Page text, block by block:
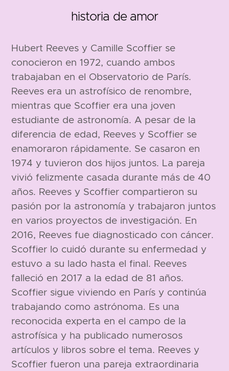
historia de amor
Hubert Reeves y Camille Scoffier se
conocieron en 1972, cuando ambos
trabajaban en el Observatorio de París.
Reeves era un astrofísico de renombre,
mientras que Scoffier era una joven
estudiante de astronomía. A pesar de la
diferencia de edad, Reeves y Scoffier se
enamoraron rápidamente. Se casaron en
1974 y tuvieron dos hijos juntos. La pareja
vivió felizmente casada durante más de 40
años. Reeves y Scoffier compartieron su
pasión por la astronomía y trabajaron juntos
en varios proyectos de investigación. En
2016, Reeves fue diagnosticado con cáncer.
Scoffier lo cuidó durante su enfermedad y
estuvo a su lado hasta el final. Reeves
falleció en 2017 a la edad de 81 años.
Scoffier sigue viviendo en París y continúa
trabajando como astrónoma. Es una
reconocida experta en el campo de la
astrofísica y ha publicado numerosos
artículos y libros sobre el tema. Reeves y
Scoffier fueron una pareja extraordinaria